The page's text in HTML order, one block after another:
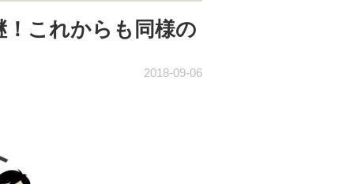
これからも同様の
2018-09-06